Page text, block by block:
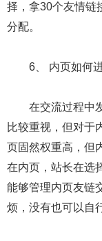
择，拿30个友情链
分配。
6、 内页如何进
在交流过程中发
比较重视，但对于
页固然权重高，但
在内页，站长在选
能够管理内页友链
烦，没有也可以自